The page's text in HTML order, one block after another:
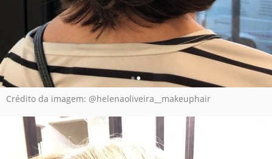
Crédito da imagem: @helenaoliveira__makeuphair